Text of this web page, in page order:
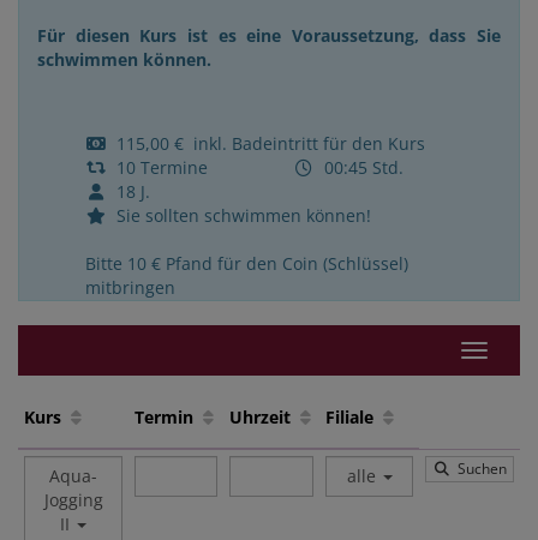
Für diesen Kurs ist es eine Voraussetzung, dass Sie
schwimmen können.
115,00 € inkl. Badeintritt für den Kurs
10 Termine
00:45 Std.
18 J.
Sie sollten schwimmen können!
Bitte 10 € Pfand für den Coin (Schlüssel)
mitbringen
Kurs Termin Uhrzeit Filiale
Aqua-
Jogging
II
alle Suchen